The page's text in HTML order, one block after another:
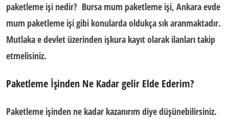
paketleme işi nedir? Bursa mum paketleme işi, Ankara evde
mum paketleme işi gibi konularda oldukça sık aranmaktadır.
Mutlaka e devlet üzerinden işkura kayıt olarak ilanları takip
etmelisiniz.
Paketleme İşinden Ne Kadar gelir Elde Ederim?
Paketleme işinden ne kadar kazanırım diye düşünebilirsiniz.